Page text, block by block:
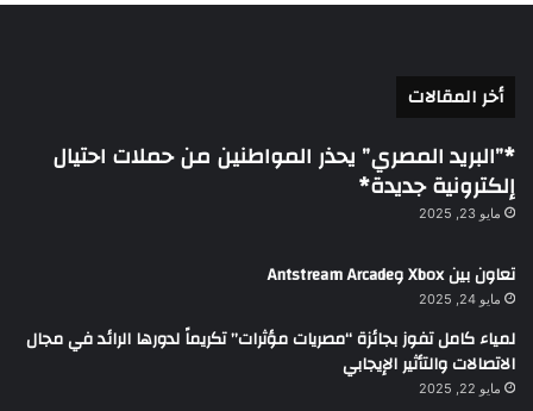
أخر المقالات
*”البريد المصري” يحذر المواطنين من حملات احتيال
إلكترونية جديدة*
مايو 23, 2025
تعاون بين Xbox وAntstream Arcade
مايو 24, 2025
لمياء كامل تفوز بجائزة “مصريات مؤثرات” تكريماً لدورها الرائد في مجال
الاتصالات والتأثير الإيجابي
مايو 22, 2025